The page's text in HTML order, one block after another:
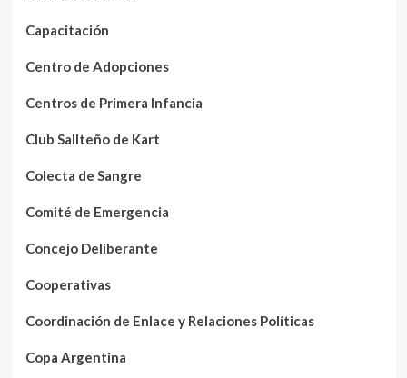
Capacitación
Centro de Adopciones
Centros de Primera Infancia
Club Sallteño de Kart
Colecta de Sangre
Comité de Emergencia
Concejo Deliberante
Cooperativas
Coordinación de Enlace y Relaciones Políticas
Copa Argentina